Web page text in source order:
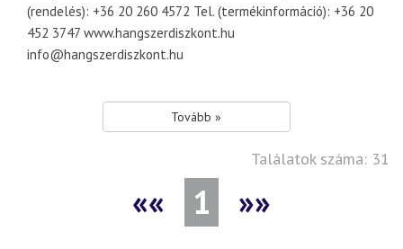
(rendelés): +36 20 260 4572 Tel. (termékinformáció): +36 20
452 3747 www.hangszerdiszkont.hu
info@hangszerdiszkont.hu
Tovább »
Találatok száma: 31
«« 1 »»